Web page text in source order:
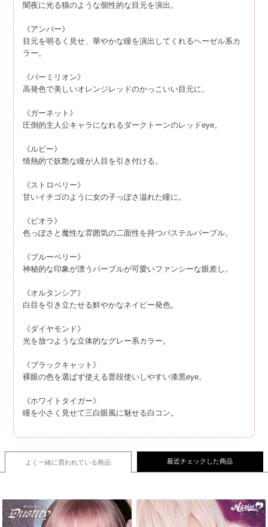
闇夜に光る猫のような個性的な目元を演出。
《アンバー》
目元を明るく見せ、華やかな瞳を演出してくれるヘーゼル系カ
ラー。
《バーミリオン》
高発色で美しいオレンジレッドのかっこいい目元に。
《ガーネット》
圧倒的主人公キャラになれるダークトーンのレッドeye。
《ルビー》
情熱的で妖艶な瞳が人目を引き付ける。
《ストロベリー》
甘いイチゴのように女の子っぽさ溢れた瞳に。
《ビオラ》
色っぽさと魔性な雰囲気の二面性を持つパステルパープル。
《ブルーベリー》
神秘的な印象が漂うパープルが可愛いファンシーな眼差し。
《オルタンシア》
白目を引き立たせる鮮やかなネイビー発色。
《ダイヤモンド》
光を放つような立体的なグレー系カラー。
《ブラックキャット》
裸眼の色を選ばず使える普段使いしやすい漆黒eye。
《ホワイトタイガー》
瞳を小さく見せて三白眼風に魅せる白コン。
よく一緒に買われている商品 最近チェックした商品